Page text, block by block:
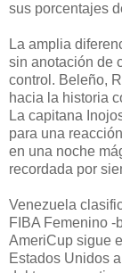
sus porcentajes
La amplia
sin anotación de
control. Beleño,
hacia la historia
La capitana
para una
en una noche
recordada por
Venezuela
FIBA Femenino -
AmeriCup sigue
Estados Unidos